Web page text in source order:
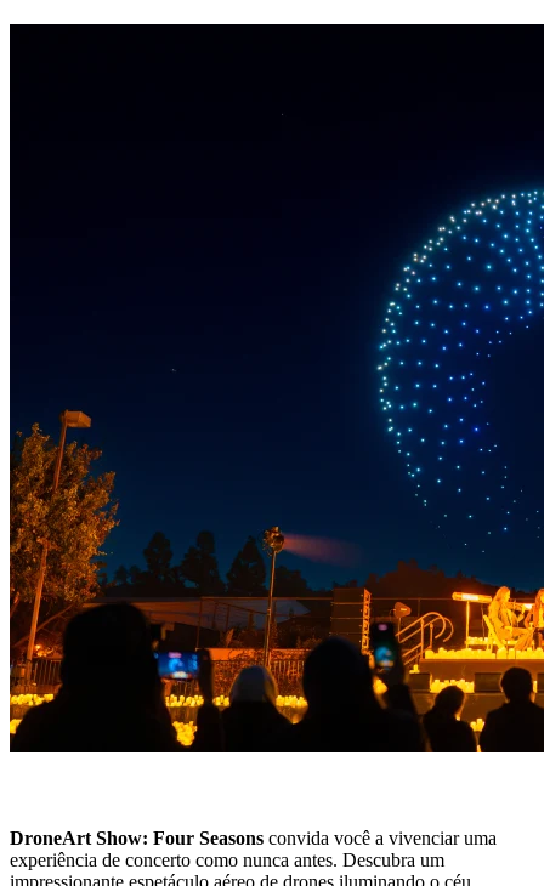
DroneArt Show: Four Seasons convida você a vivenciar uma
experiência de concerto como nunca antes. Descubra um
impressionante espetáculo aéreo de drones iluminando o céu